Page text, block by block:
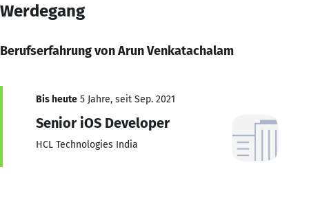
Werdegang
Berufserfahrung von Arun Venkatachalam
Bis heute 5 Jahre, seit Sep. 2021
Senior iOS Developer
HCL Technologies India